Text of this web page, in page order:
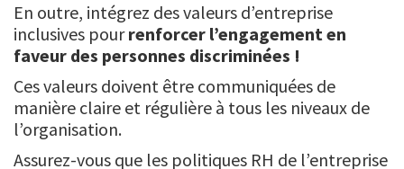
En outre, intégrez des valeurs d’entreprise
inclusives pourrenforcer l’engagement en
faveur des personnes discriminées !
Ces valeurs doivent être communiquées de
manière claire et régulière à tous les niveaux de
l’organisation.
Assurez-vous que les politiques RH de l’entreprise